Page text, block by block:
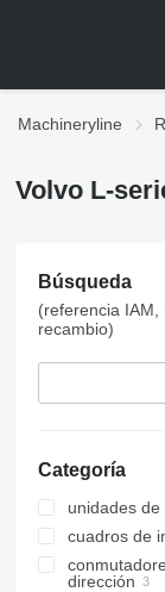
Machineryline
Volvo L-
Búsqueda
(referencia IAM,
recambio)
Categoría
unidades de
cuadros de
dirección